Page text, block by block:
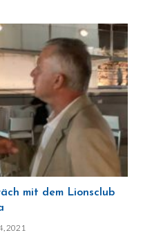
mit dem Lionsclub
2021